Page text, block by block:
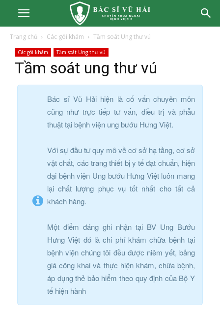
Trang chủ Các gói khám Tầm soát Ung thư vú
Các gói khám Tầm soát Ung thư vú
Tầm soát ung thư vú
Bác sĩ Vũ Hải hiện là cố vấn chuyên môn
cũng như trực tiếp tư vấn, điều trị và phẫu
thuật tại bệnh viện ung bướu Hưng Việt.
Với sự đầu tư quy mô về cơ sở hạ tầng, cơ sở
vật chất, các trang thiết bị y tế đạt chuẩn, hiện
đại bệnh viện Ung bướu Hưng Việt luôn mang
lại chất lượng phục vụ tốt nhất cho tất cả
khách hàng.
Một điểm đáng ghi nhận tại BV Ung Bướu
Hưng Việt đó là chi phí khám chữa bệnh tại
bệnh viện chúng tôi đều được niêm yết, bảng
giá công khai và thực hiện khám, chữa bệnh,
áp dụng thẻ bảo hiểm theo quy định của Bộ Y
tế hiện hành